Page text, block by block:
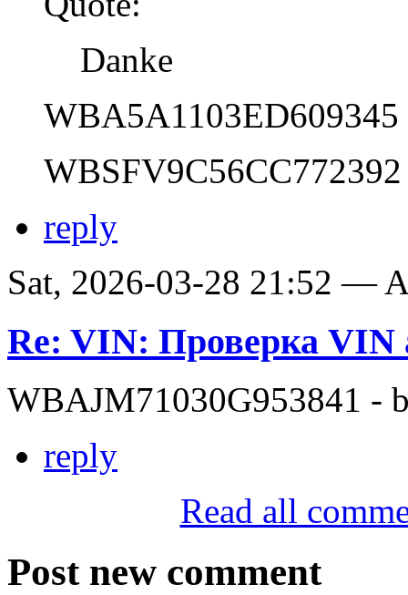
Danke
WBA5A1103ED609345
WBSFV9C56CC772392
reply
Sat, 2026-03-28 21:52 —
Re: VIN: Проверка VIN
WBAJM71030G953841 -
reply
Read all
Post new comment